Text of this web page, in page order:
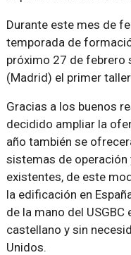
Durante este mes de
temporada de
próximo 27 de febrero
(Madrid) el primer
Gracias a los buenos
decidido ampliar la
año también se
sistemas de
existentes, de este
la edificación en
de la mano del USGBC
castellano y sin
Unidos.